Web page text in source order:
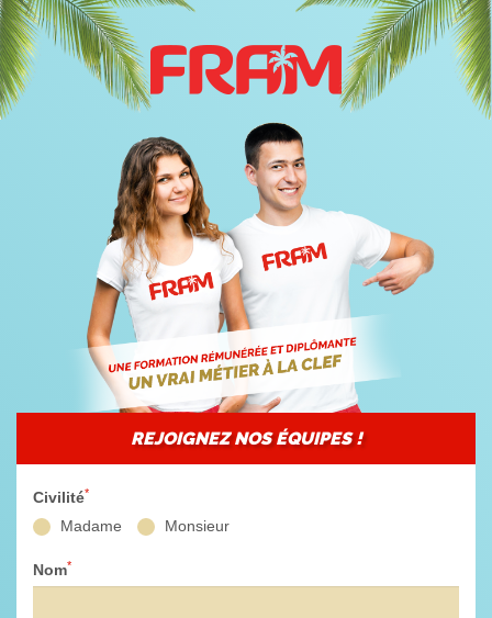
REJOIGNEZ NOS ÉQUIPES !
Civilité*
Madame Monsieur
Nom*